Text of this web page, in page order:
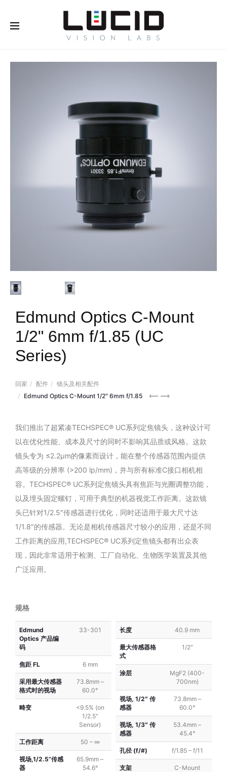
Edmund Optics C-Mount
1/2" 6mm f/1.85 (UC
Series)
回家 配件
镜头及相关配件
Edmund Optics C-Mount 1/2″ 6mm f/1.85
Edmund
Mount
1/2″
4mm
f/1.8
Edmund
Mount
1/2″
8mm
f/1.8
我们推出了超紧凑TECHSPEC® UC系列定焦镜头，这种设计可
以在优化性能、成本及尺寸的同时不影响其品质或风格。这款
镜头专为 ≤2.2μm的像素而设计，能在整个传感器范围内提供
高等级的分辨率 (>200 lp/mm)，并与所有标准C接口相机相
容。TECHSPEC® UC系列定焦镜头具有焦距与光圈调整功能，
以及埋头固定螺钉，可用于典型的机器视觉工作距离。这款镜
头已针对1/2.5″传感器进行优化，同时还适用于最大尺寸达
1/1.8″的传感器。无论是相机传感器尺寸较小的应用，还是不同
工作距离的应用,TECHSPEC® UC系列定焦镜头都有出众表
现，因此非常适用于检测、工厂自动化、生物医学装置及其他
广泛应用。
规格
Edmund
Optics 产品编
码
33-301
焦距 FL 6 mm
采用最大传感器
格式时的视场
73.8mm –
60.0°
畸变
<9.5% (on
1/2.5"
Sensor)
工作距离 50 – ∞
视场,1/2.5”传感
器
65.9mm –
54.6°
长度 40.9 mm
最大传感器格
式
1/2″
涂层
MgF2 (400-
700nm)
视场, 1/2″ 传
感器
73.8mm –
60.0°
视场, 1/3″ 传
感器
53.4mm –
45.4°
孔径 (f/#) f/1.85 – f/11
支架 C-Mount